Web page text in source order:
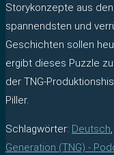
Storykonzepte aus
spannendsten und
Geschichten sollen
ergibt dieses Puzzle
der TNG-
Piller.
Schlagwörter: Deutsch,
Generation (TNG) -